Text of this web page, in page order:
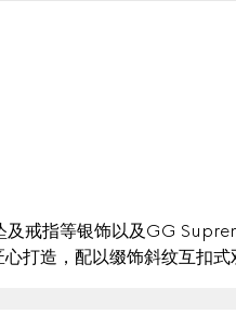
戒指等银饰以及GG
打造，配以缀饰斜纹互扣式